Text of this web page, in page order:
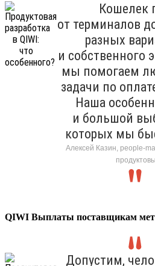
Кошелек
от терминалов
разных
и собственного
мы помогаем
задачи по
Наша
и большой
которых мы
Алексей Казин, people-
QIWI Выплаты поставщикам
Допустим,